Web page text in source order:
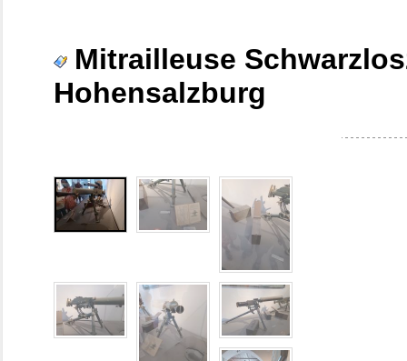
Mitrailleuse
Hohensalzburg